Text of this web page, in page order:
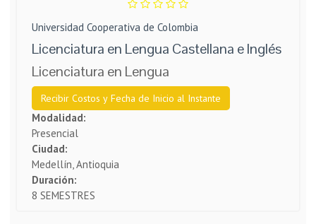
Universidad Cooperativa de Colombia
Licenciatura en Lengua Castellana e Inglés
Licenciatura en Lengua
Recibir Costos y Fecha de Inicio al Instante
Modalidad:
Presencial
Ciudad:
Medellín, Antioquia
Duración:
8 SEMESTRES